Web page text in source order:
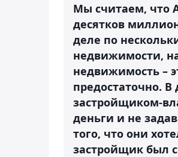
Мы считаем, что
десятков
деле по
недвижимости,
недвижимость –
предостаточно.
застройщиком-
деньги и не
того, что они
застройщик был